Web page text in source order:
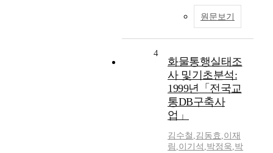
원문보기
4
화물통행실태조
사 및기초분석:
1999년「전국교
통DB구축사
업」
김수철 ,김동효 ,이재
림 ,이기석 ,박정욱,박